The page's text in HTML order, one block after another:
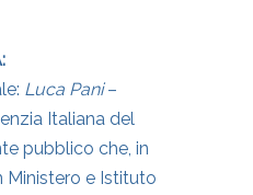
Luca Pani–
Italiana del
pubblico che, in
e Istituto